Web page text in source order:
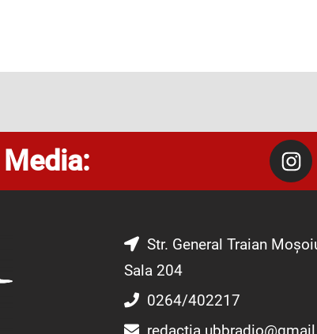
I
n
s
g
m
Str. General Traian
Sala 204
0264/402217